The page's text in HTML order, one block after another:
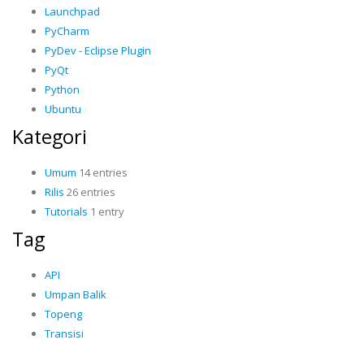
Launchpad
PyCharm
PyDev - Eclipse Plugin
PyQt
Python
Ubuntu
Kategori
Umum 14 entries
Rilis 26 entries
Tutorials 1 entry
Tag
API
Umpan Balik
Topeng
Transisi